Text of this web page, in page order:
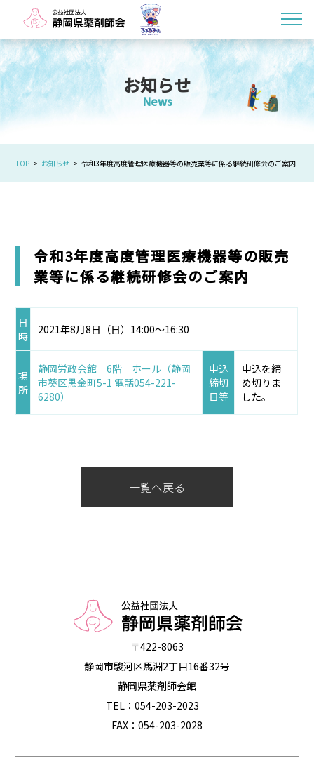
お知らせ
News
TOP お知らせ 令和3年度高度管理医療機器等の販売業等に係る継続研修会のご案内
令和3年度高度管理医療機器等の販売
業等に係る継続研修会のご案内
日
時
2021年8月8日（日）14:00～16:30
場
所
静岡労政会館 6階 ホール（静岡
市葵区黒金町5-1 電話054-221-
6280）
申込
締切
日等
申込を締
め切りま
した。
一覧へ戻る
〒422-8063
静岡市駿河区馬淵2丁目16番32号
静岡県薬剤師会館
TEL：054-203-2023
FAX：054-203-2028